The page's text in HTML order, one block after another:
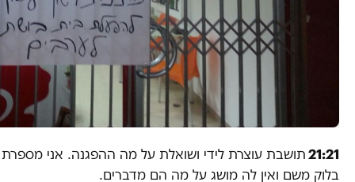
21:21תושבת עוצרת לידי ושואלת על מה ההפגנה. אני
בלוק משם ואין לה מושג על מה הם מדברים.